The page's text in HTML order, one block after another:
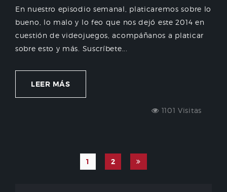
En nuestro episodio semanal, platicaremos sobre lo
bueno, lo malo y lo feo que nos dejó este 2014 en
cuestión de videojuegos, acompáñanos a platicar
sobre esto y más. Suscríbete...
LEER MÁS
1101 Visitas
1 2